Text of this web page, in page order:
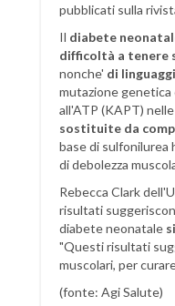
pubblicati sulla
Il diabete
difficoltà a tenere
nonche' di
mutazione genetica
all'ATP (KAPT)
sostituite da
base di sulfonilurea
di debolezza
Rebecca Clark
risultati
diabete neonatale
"Questi risultati
muscolari, per
(fonte: Agi Salute)